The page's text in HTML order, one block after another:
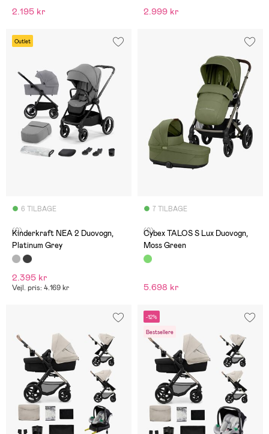
2.195 kr 2.999 kr
Outlet
6 TILBAGE
(0)
Kinderkraft NEA 2 Duovogn,
Platinum Grey
2.395 kr
Vejl. pris: 4.169 kr
7 TILBAGE
(0)
Cybex TALOS S Lux Duovogn,
Moss Green
5.698 kr
-12%
Bestsellere